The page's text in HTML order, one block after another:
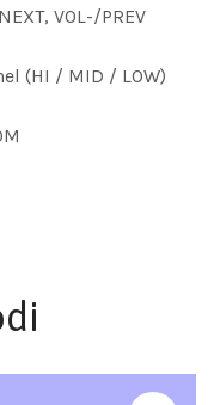
VOL-/PREV
(HI / MID / LOW)